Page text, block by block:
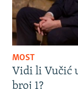
MOST
Vidi li Vučić
broj 1?